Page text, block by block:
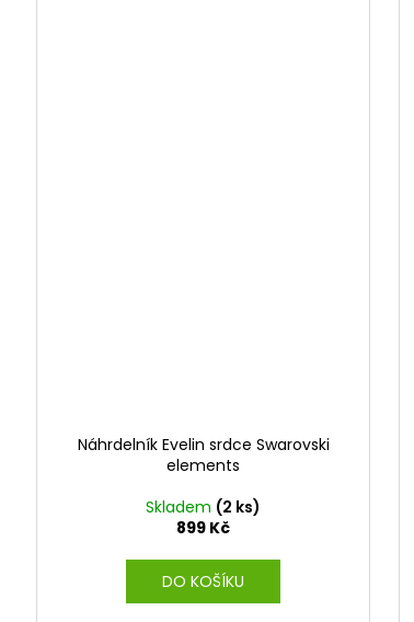
Náhrdelník Evelin srdce Swarovski
elements
Skladem (2 ks)
899 Kč
DO KOŠÍKU